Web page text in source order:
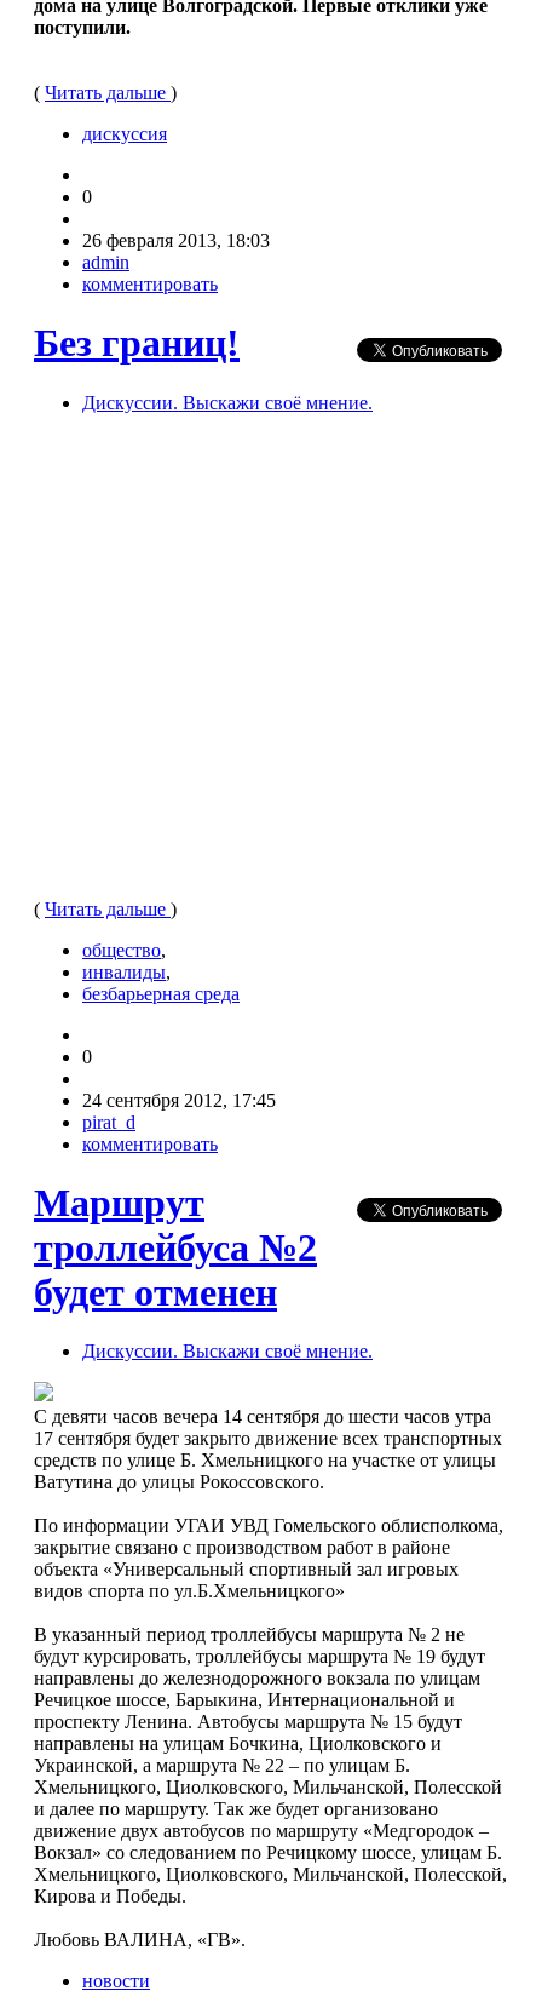
дома на улице Волгоградской. Первые отклики уже
поступили.
( Читать дальше )
дискуссия
0
26 февраля 2013, 18:03
admin
комментировать
Без границ!
Дискуссии. Выскажи своё мнение.
( Читать дальше )
общество,
инвалиды,
безбарьерная среда
0
24 сентября 2012, 17:45
pirat_d
комментировать
Маршрут
троллейбуса №2
будет отменен
Дискуссии. Выскажи своё мнение.
С девяти часов вечера 14 сентября до шести часов утра
17 сентября будет закрыто движение всех транспортных
средств по улице Б. Хмельницкого на участке от улицы
Ватутина до улицы Рокоссовского.
По информации УГАИ УВД Гомельского облисполкома,
закрытие связано с производством работ в районе
объекта «Универсальный спортивный зал игровых
видов спорта по ул.Б.Хмельницкого»
В указанный период троллейбусы маршрута № 2 не
будут курсировать, троллейбусы маршрута № 19 будут
направлены до железнодорожного вокзала по улицам
Речицкое шоссе, Барыкина, Интернациональной и
проспекту Ленина. Автобусы маршрута № 15 будут
направлены на улицам Бочкина, Циолковского и
Украинской, а маршрута № 22 – по улицам Б.
Хмельницкого, Циолковского, Мильчанской, Полесской
и далее по маршруту. Так же будет организовано
движение двух автобусов по маршруту «Медгородок –
Вокзал» со следованием по Речицкому шоссе, улицам Б.
Хмельницкого, Циолковского, Мильчанской, Полесской,
Кирова и Победы.
Любовь ВАЛИНА, «ГВ».
новости